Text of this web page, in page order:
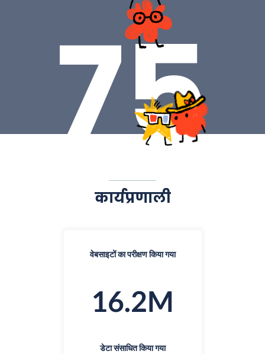
75
कार्यप्रणाली
वेबसाइटों का परीक्षण किया गया
16.2M
डेटा संसाधित किया गया